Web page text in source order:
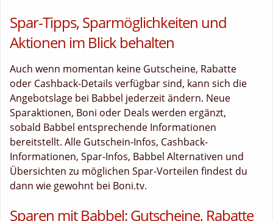
Spar-Tipps, Sparmöglichkeiten und
Aktionen im Blick behalten
Auch wenn momentan keine Gutscheine, Rabatte
oder Cashback-Details verfügbar sind, kann sich die
Angebotslage bei Babbel jederzeit ändern. Neue
Sparaktionen, Boni oder Deals werden ergänzt,
sobald Babbel entsprechende Informationen
bereitstellt. Alle Gutschein-Infos, Cashback-
Informationen, Spar-Infos, Babbel Alternativen und
Übersichten zu möglichen Spar-Vorteilen findest du
dann wie gewohnt bei Boni.tv.
Sparen mit Babbel: Gutscheine, Rabatte